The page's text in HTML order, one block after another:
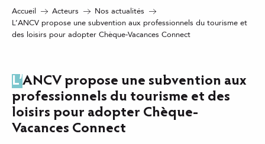
Accueil Acteurs
Nos actualités
L’ANCV propose une subvention aux professionnels du tourisme et
des loisirs pour adopter Chèque-Vacances Connect
L’ANCV propose une subvention aux
professionnels du tourisme et des
loisirs pour adopter Chèque-
Vacances Connect